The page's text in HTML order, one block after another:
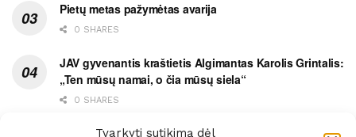
Tvarkyti sutikimą dėl
Pietų metas pažymėtas avarija
0 SHARES
JAV gyvenantis kraštietis Algimantas Karolis Grintalis:
„Ten mūsų namai, o čia mūsų siela“
0 SHARES
Ypatingas dviejų medikių likimo ryšys